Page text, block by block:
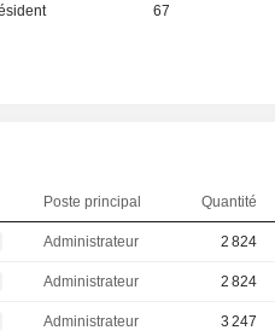
67
Poste principal Quantité
Administrateur 2 824
Administrateur 2 824
Administrateur 3 247